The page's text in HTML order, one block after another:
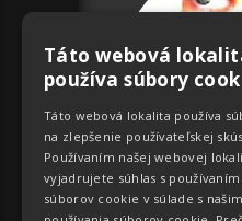
ID:
Táto webová
používa súbory
Táto webová lokalita používa
na zlepšenie používateľskej
Používaním našej webovej
vyjadrujete súhlas s
súborov cookie v súlade s